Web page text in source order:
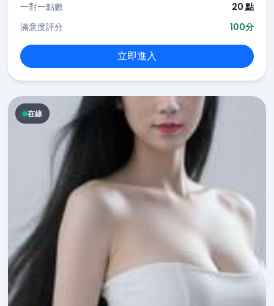
一對一點數
20 點
滿意度評分
100分
立即進入
在線